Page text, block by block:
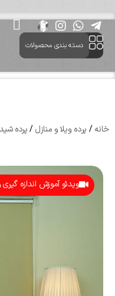
دسته بندی محصولات
خانه/ پرده ویلا و منازل/پرده شید
ویدئو آموزش اندازه